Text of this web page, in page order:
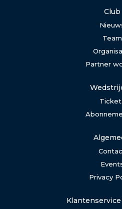
Club
Team
Partner
Privacy